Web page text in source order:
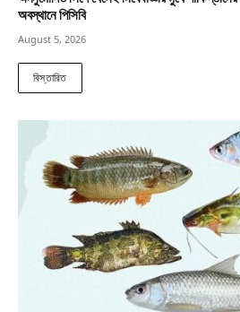
অবস্থানে পিসিবি
August 5, 2026
বিস্তারিত